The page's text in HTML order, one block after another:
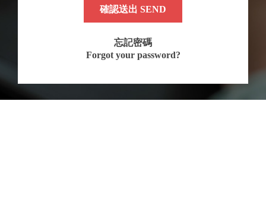
確認送出 SEND
忘記密碼
Forgot your password?